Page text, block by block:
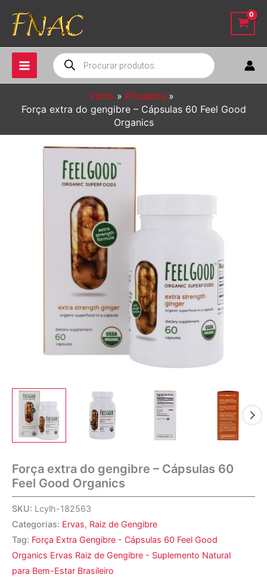
para
conteúdo
Pesquisar
produtos
Início
Produtos
Força extra do gengibre – Cápsulas 60 Feel Good
Organics
Força extra do gengibre – Cápsulas 60
Feel Good Organics
SKU: Lcylh-182563
Categorias: Ervas, Raiz de Gengibre
Tag: Força Extra Gengibre - Cápsulas 60 Feel Good
Organics Ervas Raiz de Gengibre - Suplemento Natural
para Bem-Estar Brasileiro